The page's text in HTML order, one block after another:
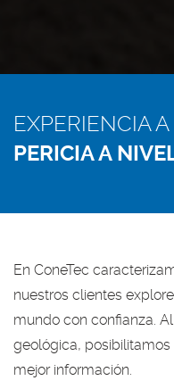
EXPERIENCIA
PERICIA A
En ConeTec
nuestros clientes
mundo con confianza.
geológica,
mejor información.